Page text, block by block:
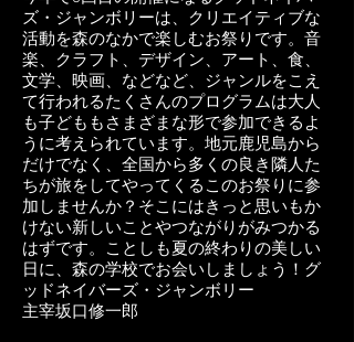
ズ・ジャンボリーは、クリエイティブな
活動を森のなかで楽しむお祭りです。音
楽、クラフト、デザイン、アート、食、
文学、映画、などなど、ジャンルをこえ
て行われるたくさんのプログラムは大人
も子どももさまざまな形で参加できるよ
うに考えられています。地元鹿児島から
だけでなく、全国から多くの良き隣人た
ちが旅をしてやってくるこのお祭りに参
加しませんか？そこにはきっと思いもか
けない新しいことやつながりがみつかる
はずです。ことしも夏の終わりの美しい
日に、森の学校でお会いしましょう！グ
ッドネイバーズ・ジャンボリー
主宰坂口修一郎